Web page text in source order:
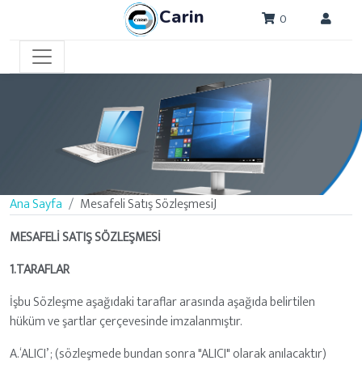
Carin 0
Ana Sayfa
Mesafeli Satış SözleşmesiJ
MESAFELİ SATIŞ SÖZLEŞMESİ
1.TARAFLAR
İşbu Sözleşme aşağıdaki taraflar arasında aşağıda belirtilen
hüküm ve şartlar çerçevesinde imzalanmıştır.
A.‘ALICI’ ; (sözleşmede bundan sonra "ALICI" olarak anılacaktır)